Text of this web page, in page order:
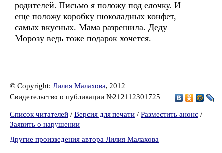
родителей. Письмо я положу под елочку. И
еще положу коробку шоколадных конфет,
самых вкусных. Мама разрешила. Деду
Морозу ведь тоже подарок хочется.
© Copyright: Лилия Малахова, 2012
Свидетельство о публикации №212112301725
Список читателей / Версия для печати / Разместить анонс /
Заявить о нарушении
Другие произведения автора Лилия Малахова